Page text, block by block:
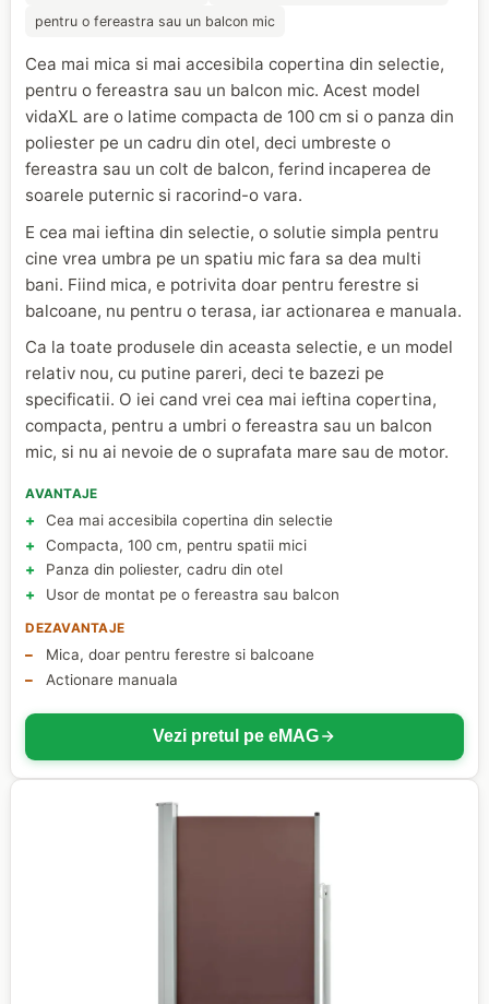
pentru o fereastra sau un balcon mic
Cea mai mica si mai accesibila copertina din selectie,
pentru o fereastra sau un balcon mic. Acest model
vidaXL are o latime compacta de 100 cm si o panza din
poliester pe un cadru din otel, deci umbreste o
fereastra sau un colt de balcon, ferind incaperea de
soarele puternic si racorind-o vara.
E cea mai ieftina din selectie, o solutie simpla pentru
cine vrea umbra pe un spatiu mic fara sa dea multi
bani. Fiind mica, e potrivita doar pentru ferestre si
balcoane, nu pentru o terasa, iar actionarea e manuala.
Ca la toate produsele din aceasta selectie, e un model
relativ nou, cu putine pareri, deci te bazezi pe
specificatii. O iei cand vrei cea mai ieftina copertina,
compacta, pentru a umbri o fereastra sau un balcon
mic, si nu ai nevoie de o suprafata mare sau de motor.
AVANTAJE
Cea mai accesibila copertina din selectie
Compacta, 100 cm, pentru spatii mici
Panza din poliester, cadru din otel
Usor de montat pe o fereastra sau balcon
DEZAVANTAJE
Mica, doar pentru ferestre si balcoane
Actionare manuala
Vezi pretul pe eMAG